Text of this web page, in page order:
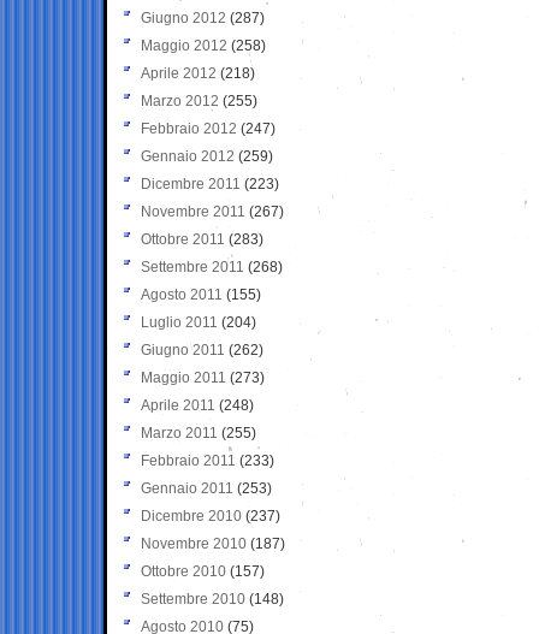
Giugno 2012 (287)
Maggio 2012 (258)
Aprile 2012 (218)
Marzo 2012 (255)
Febbraio 2012 (247)
Gennaio 2012 (259)
Dicembre 2011 (223)
Novembre 2011 (267)
Ottobre 2011 (283)
Settembre 2011 (268)
Agosto 2011 (155)
Luglio 2011 (204)
Giugno 2011 (262)
Maggio 2011 (273)
Aprile 2011 (248)
Marzo 2011 (255)
Febbraio 2011 (233)
Gennaio 2011 (253)
Dicembre 2010 (237)
Novembre 2010 (187)
Ottobre 2010 (157)
Settembre 2010 (148)
Agosto 2010 (75)